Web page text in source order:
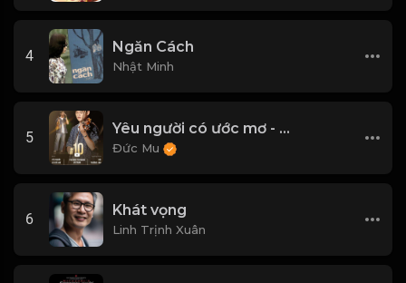
4
Ngăn Cách
Nhật Minh
5
Yêu người có ước mơ - Bùi Trường Linh
Đức Mu
6
Khát vọng
Linh Trịnh Xuân